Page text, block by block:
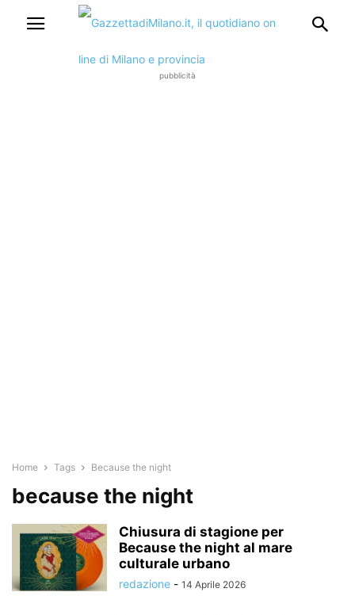
pubblicità
Home Tags Because the night
because the night
Chiusura di stagione per
Because the night al mare
culturale urbano
redazione - 14 Aprile 2026